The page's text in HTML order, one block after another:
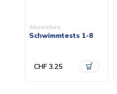
Abzeichen
Schwimmtests 1-8
CHF 3.25